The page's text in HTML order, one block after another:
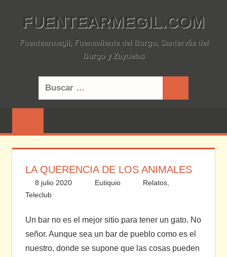
FUENTEARMEGIL.COM
Fuentearmegil, Fuencaliente del Burgo, Santervás del
Burgo y Zayuelas
Buscar:
LA QUERENCIA DE LOS ANIMALES
8 julio 2020 Eutiquio Relatos
Teleclub
Un bar no es el mejor sitio para tener un gato. No
señor. Aunque sea un bar de pueblo como es el
nuestro, donde se supone que las cosas pueden